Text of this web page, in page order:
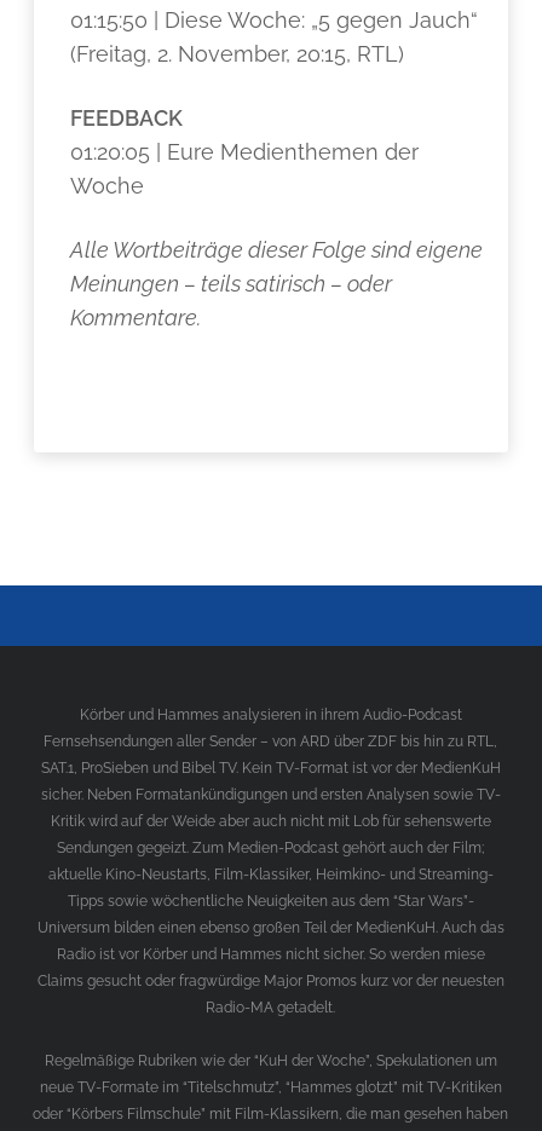
01:15:50 | Diese Woche: „5 gegen Jauch“
(Freitag, 2. November, 20:15, RTL)
FEEDBACK
01:20:05 | Eure Medienthemen der
Woche
Alle Wortbeiträge dieser Folge sind eigene
Meinungen – teils satirisch – oder
Kommentare.
Körber und Hammes analysieren in ihrem Audio-Podcast
Fernsehsendungen aller Sender – von ARD über ZDF bis hin zu RTL,
SAT.1, ProSieben und Bibel TV. Kein TV-Format ist vor der MedienKuH
sicher. Neben Formatankündigungen und ersten Analysen sowie TV-
Kritik wird auf der Weide aber auch nicht mit Lob für sehenswerte
Sendungen gegeizt. Zum Medien-Podcast gehört auch der Film;
aktuelle Kino-Neustarts, Film-Klassiker, Heimkino- und Streaming-
Tipps sowie wöchentliche Neuigkeiten aus dem “Star Wars”-
Universum bilden einen ebenso großen Teil der MedienKuH. Auch das
Radio ist vor Körber und Hammes nicht sicher. So werden miese
Claims gesucht oder fragwürdige Major Promos kurz vor der neuesten
Radio-MA getadelt.
Regelmäßige Rubriken wie der “KuH der Woche”, Spekulationen um
neue TV-Formate im “Titelschmutz”, “Hammes glotzt” mit TV-Kritiken
oder “Körbers Filmschule” mit Film-Klassikern, die man gesehen haben